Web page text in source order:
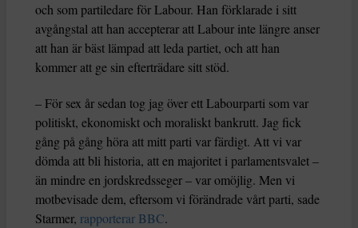
och som partiledare för Labour. Han förklarade i sitt
avgångstal att han accepterar att Labour inte längre anser
att han är bäst lämpad att leda partiet, och att han
kommer att ge sin efterträdare sitt stöd.
– För sex år sedan tog jag över ett Labourparti som var
politiskt, ekonomiskt och moraliskt bankrutt. Jag fick
gång på gång höra att mitt parti var färdigt. Att vi var
dömda att bli historia, att en majoritet i parlamentsvalet –
än mindre en jordskredsseger – var omöjlig. Men vi
motbevisade dem, eftersom vi förändrade vårt parti, sade
Starmer, rapporterar BBC.